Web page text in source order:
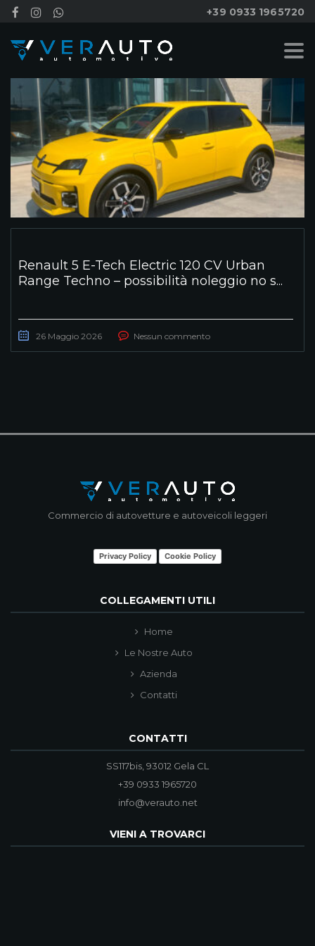
+39 0933 1965720
Renault 5 E-Tech Electric 120 CV Urban
Range Techno – possibilità noleggio no s...
26 Maggio 2026 Nessun commento
Commercio di autovetture e autoveicoli leggeri
Privacy Policy Cookie Policy
COLLEGAMENTI UTILI
Home
Le Nostre Auto
Azienda
Contatti
CONTATTI
SS117bis, 93012 Gela CL
+39 0933 1965720
info@verauto.net
VIENI A TROVARCI